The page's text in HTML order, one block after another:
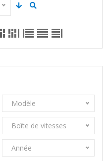
Modèle
Boîte de vitesses
Année